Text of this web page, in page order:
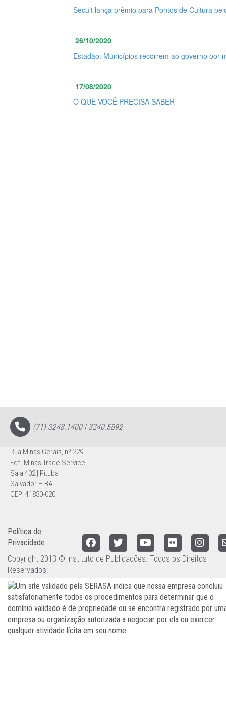
Secult lança prêmio para Pontos de Cultura
26/10/2020
Estadão: Municípios recorrem ao governo por
17/08/2020
O QUE VOCÊ PRECISA SABER
(71) 3248.1400 | 3240.5892
Rua Minas Gerais, nº 229
Edf. Minas Trade Service,
Sala 402 | Pituba
Salvador – BA
CEP: 41830-020
Política de
Privacidade
Copyright 2013 © Instituto de Publicações. Todos os Direitos
Reservados.